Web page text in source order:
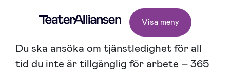
Visa meny
Du ska ansöka om tjänstledighet för all
tid du inte är tillgänglig för arbete – 365